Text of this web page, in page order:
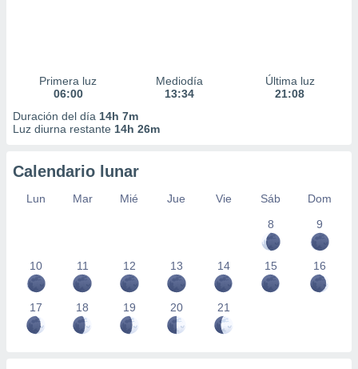
Primera luz
06:00
Mediodía
13:34
Última luz
21:08
Duración del día 14h 7m
Luz diurna restante 14h 26m
Calendario lunar
Lun Mar Mié Jue Vie Sáb
Dom
8
9
10 11 12 13 14 15 16
17 18 19 20 21